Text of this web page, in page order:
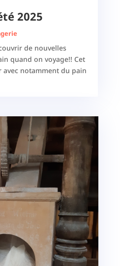
2025
de nouvelles
quand on voyage!! Cet
avec notamment du pain